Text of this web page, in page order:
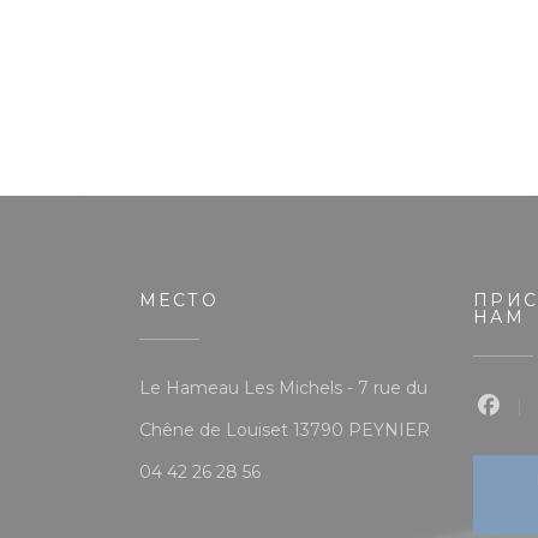
МЕСТО
Le Hameau Les Michels - 7 rue du
Chêne de Louiset 13790 PEYNIER
04 42 26 28 56
НАМ